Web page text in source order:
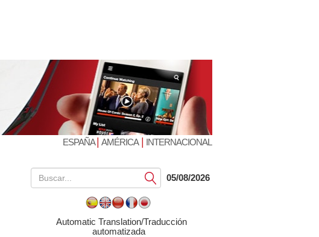
ESPAÑA| AMÉRICA| INTERNACIONAL
Submit05/08/2026
Automatic Translation/Traducción
automatizada